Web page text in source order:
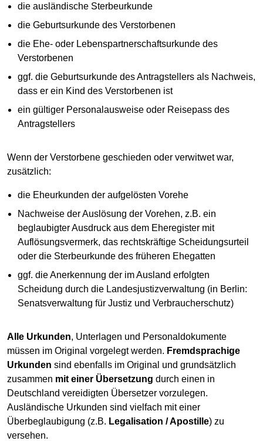
die ausländische Sterbeurkunde
die Geburtsurkunde des Verstorbenen
die Ehe- oder Lebenspartnerschaftsurkunde des
Verstorbenen
ggf. die Geburtsurkunde des Antragstellers als Nachweis,
dass er ein Kind des Verstorbenen ist
ein gültiger Personalausweise oder Reisepass des
Antragstellers
Wenn der Verstorbene geschieden oder verwitwet war,
zusätzlich:
die Eheurkunden der aufgelösten Vorehe
Nachweise der Auslösung der Vorehen, z.B. ein
beglaubigter Ausdruck aus dem Eheregister mit
Auflösungsvermerk, das rechtskräftige Scheidungsurteil
oder die Sterbeurkunde des früheren Ehegatten
ggf. die Anerkennung der im Ausland erfolgten
Scheidung durch die Landesjustizverwaltung (in Berlin:
Senatsverwaltung für Justiz und Verbraucherschutz)
Alle Urkunden, Unterlagen und Personaldokumente
müssen im Original vorgelegt werden. Fremdsprachige
Urkunden sind ebenfalls im Original und grundsätzlich
zusammen mit einer Übersetzung durch einen in
Deutschland vereidigten Übersetzer vorzulegen.
Ausländische Urkunden sind vielfach mit einer
Überbeglaubigung (z.B. Legalisation / Apostille) zu
versehen.